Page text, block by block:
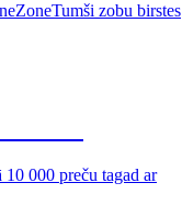
ZoneTumši zobu birstes
000 preču tagad ar